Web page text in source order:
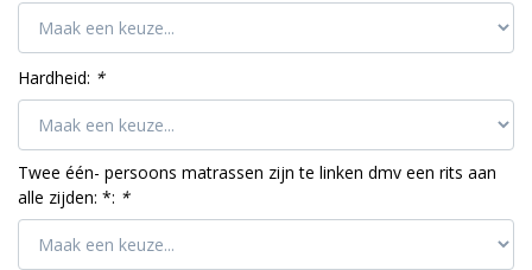
Hardheid: *
Twee één- persoons matrassen zijn te linken dmv een rits aan
alle zijden: *: *